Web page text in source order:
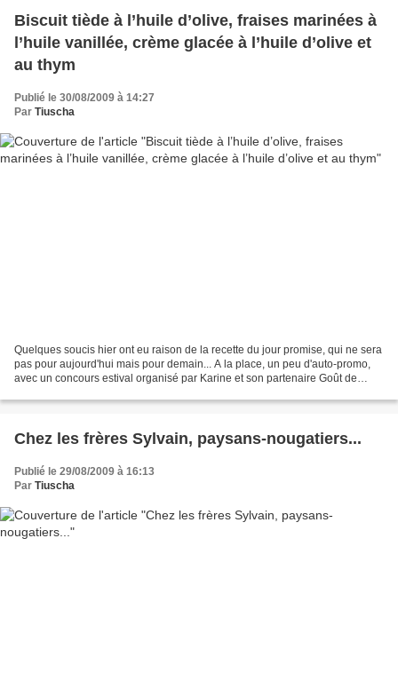
Biscuit tiède à l’huile d’olive, fraises marinées à
l’huile vanillée, crème glacée à l’huile d’olive et
au thym
Publié le 30/08/2009 à 14:27
Par Tiuscha
Quelques soucis hier ont eu raison de la recette du jour promise, qui ne sera
pas pour aujourd'hui mais pour demain... A la place, un peu d'auto-promo,
avec un concours estival organisé par Karine et son partenaire Goût de
Chez les frères Sylvain, paysans-nougatiers...
Publié le 29/08/2009 à 16:13
Par Tiuscha